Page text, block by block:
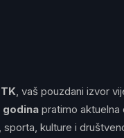
, vaš pouzdani izvor
godina pratimo aktuelna
kulture i